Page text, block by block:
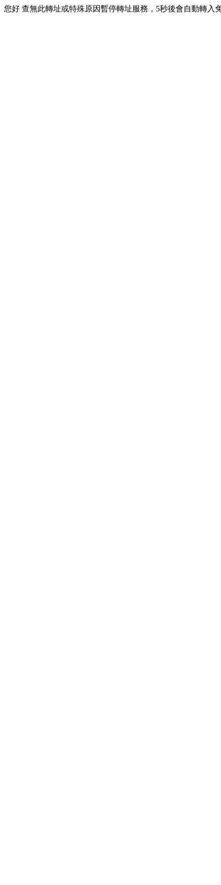
您好 查無此轉址或特殊原因暫停轉址服務，5秒後會自動轉入